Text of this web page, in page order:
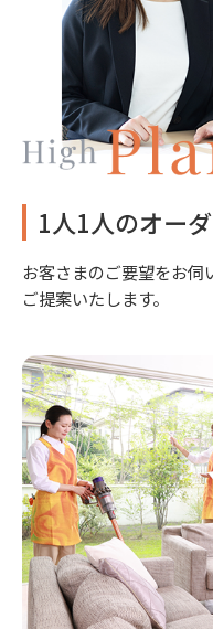
1人1人のオー
お客さまのご要望をお伺
ご提案いたします。